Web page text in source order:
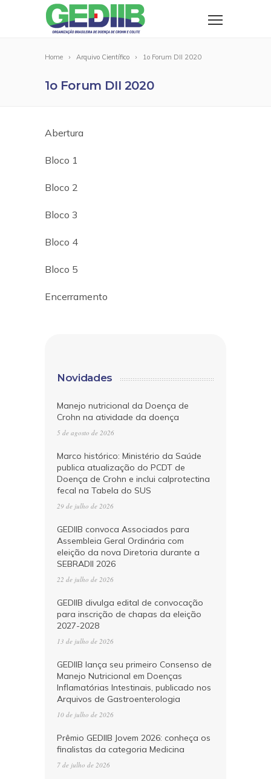
Home Arquivo Científico 1o Forum DII 2020
1o Forum DII 2020
Abertura
Bloco 1
Bloco 2
Bloco 3
Bloco 4
Bloco 5
Encerramento
Novidades
Manejo nutricional da Doença de
Crohn na atividade da doença
5 de agosto de 2026
Marco histórico: Ministério da Saúde
publica atualização do PCDT de
Doença de Crohn e inclui calprotectina
fecal na Tabela do SUS
29 de julho de 2026
GEDIIB convoca Associados para
Assembleia Geral Ordinária com
eleição da nova Diretoria durante a
SEBRADII 2026
22 de julho de 2026
GEDIIB divulga edital de convocação
para inscrição de chapas da eleição
2027-2028
13 de julho de 2026
GEDIIB lança seu primeiro Consenso de
Manejo Nutricional em Doenças
Inflamatórias Intestinais, publicado nos
Arquivos de Gastroenterologia
10 de julho de 2026
Prêmio GEDIIB Jovem 2026: conheça os
finalistas da categoria Medicina
7 de julho de 2026